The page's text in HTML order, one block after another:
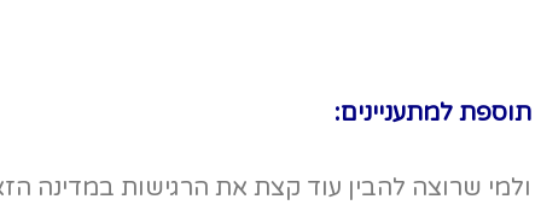
תוספת למתעניינים:
ולמי שרוצה להבין עוד קצת את הרגישות במדינה